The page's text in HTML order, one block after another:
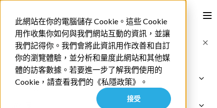
此網站在你的電腦儲存 Cookie。這些 Cookie
用作收集你如何與我們網站互動的資訊，並讓
我們記得你。我們會將此資訊用作改善和自訂
你的瀏覽體驗，並分析和量度此網站和其他媒
體的訪客數據。若要進一步了解我們使用的
Cookie，請查看我們的《私隱政策》。
接受
English
查詢專綫
網上訂單查詢
門市資料
首頁
【台灣開關2023】 台灣開放自由行 入台證申請/防疫規
定懶人包
二月 15 2023